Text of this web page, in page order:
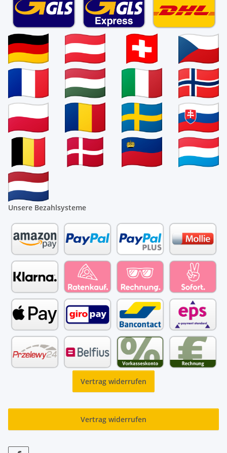
Unsere Bezahlsysteme
Vertrag widerrufen
Vertrag widerrufen